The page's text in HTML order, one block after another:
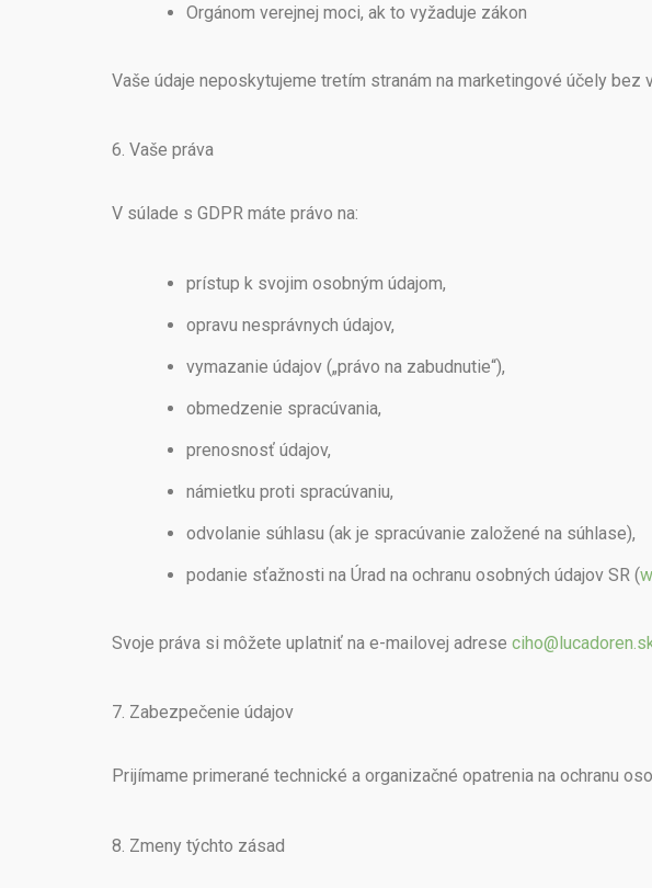
Orgánom verejnej moci, ak to vyžaduje zákon
Vaše údaje neposkytujeme tretím stranám na marketingové účely bez
6. Vaše práva
V súlade s GDPR máte právo na:
prístup k svojim osobným údajom,
opravu nesprávnych údajov,
vymazanie údajov („právo na zabudnutie“),
obmedzenie spracúvania,
prenosnosť údajov,
námietku proti spracúvaniu,
odvolanie súhlasu (ak je spracúvanie založené na súhlase),
podanie sťažnosti na Úrad na ochranu osobných údajov SR (
Svoje práva si môžete uplatniť na e-mailovej adrese
7. Zabezpečenie údajov
Prijímame primerané technické a organizačné opatrenia na ochranu
8. Zmeny týchto zásad